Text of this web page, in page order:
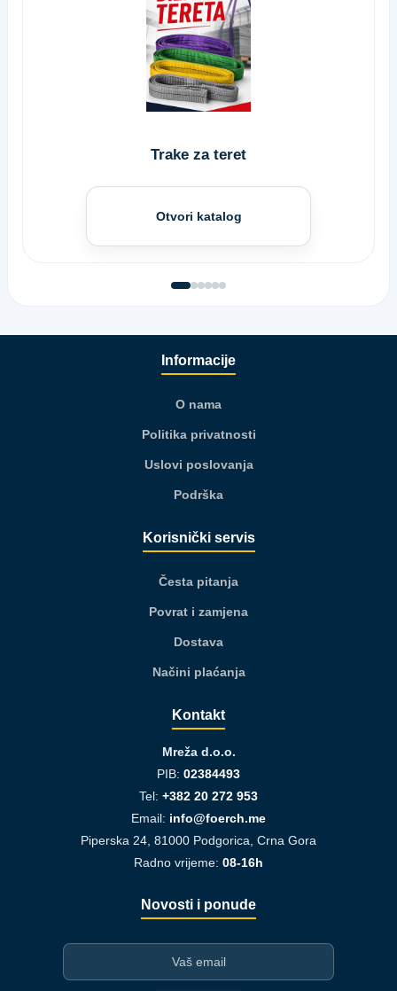
Trake za teret
Otvori katalog
Informacije
O nama
Politika privatnosti
Uslovi poslovanja
Podrška
Korisnički servis
Česta pitanja
Povrat i zamjena
Dostava
Načini plaćanja
Kontakt
Mreža d.o.o.
PIB: 02384493
Tel: +382 20 272 953
Email: info@foerch.me
Piperska 24, 81000 Podgorica, Crna Gora
Radno vrijeme: 08-16h
Novosti i ponude